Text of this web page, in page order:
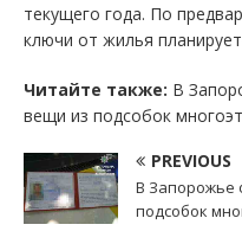
текущего года. По
ключи от жилья
Читайте также: В
вещи из подсобок
PREVIOUS
В Запорожье
подсобок